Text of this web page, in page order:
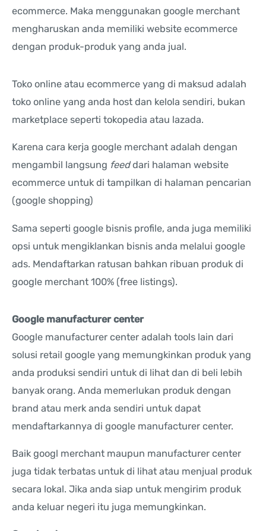
ecommerce. Maka menggunakan google merchant
mengharuskan anda memiliki website ecommerce
dengan produk-produk yang anda jual.
Toko online atau ecommerce yang di maksud adalah
toko online yang anda host dan kelola sendiri, bukan
marketplace seperti tokopedia atau lazada.
Karena cara kerja google merchant adalah dengan
mengambil langsung feeddari halaman website
ecommerce untuk di tampilkan di halaman pencarian
(google shopping)
Sama seperti google bisnis profile, anda juga memiliki
opsi untuk mengiklankan bisnis anda melalui google
ads. Mendaftarkan ratusan bahkan ribuan produk di
google merchant 100% (free listings).
Google manufacturer center
Google manufacturer center adalah tools lain dari
solusi retail google yang memungkinkan produk yang
anda produksi sendiri untuk di lihat dan di beli lebih
banyak orang. Anda memerlukan produk dengan
brand atau merk anda sendiri untuk dapat
mendaftarkannya di google manufacturer center.
Baik googl merchant maupun manufacturer center
juga tidak terbatas untuk di lihat atau menjual produk
secara lokal. Jika anda siap untuk mengirim produk
anda keluar negeri itu juga memungkinkan.